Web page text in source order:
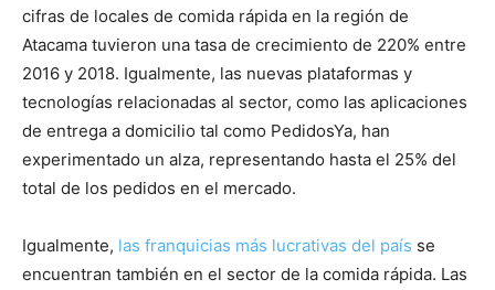
cifras de locales de comida rápida en la región de
Atacama tuvieron una tasa de crecimiento de 220% entre
2016 y 2018. Igualmente, las nuevas plataformas y
tecnologías relacionadas al sector, como las aplicaciones
de entrega a domicilio tal como PedidosYa, han
experimentado un alza, representando hasta el 25% del
total de los pedidos en el mercado.
Igualmente, las franquicias más lucrativas del país se
encuentran también en el sector de la comida rápida. Las